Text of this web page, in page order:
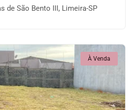
de São Bento III, Limeira-SP
À Venda